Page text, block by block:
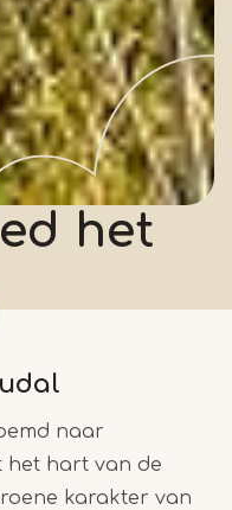
het
naar
het hart van de
karakter van